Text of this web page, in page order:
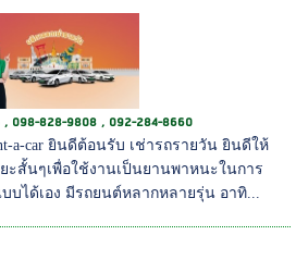
, 098-828-9808 , 092-284-8660
a-car ยินดีต้อนรับ เช่ารถรายวัน ยินดีให้
ะสั้นๆเพื่อใช้งานเป็นยานพาหนะในการ
บได้เอง มีรถยนต์หลากหลายรุ่น อาทิ...